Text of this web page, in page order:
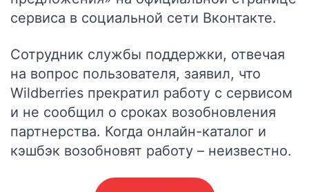
сервиса в социальной сети Вконтакте.
Сотрудник службы поддержки, отвечая
на вопрос пользователя, заявил, что
Wildberries прекратил работу с сервисом
и не сообщил о сроках возобновления
партнерства. Когда онлайн-каталог и
кэшбэк возобновят работу – неизвестно.